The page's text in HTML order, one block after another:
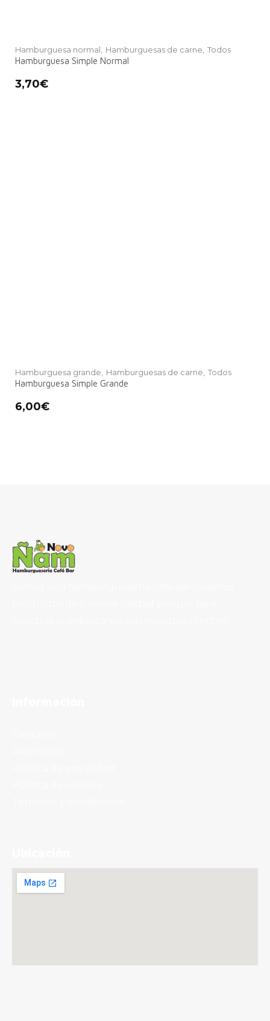
Hamburguesa normal, Hamburguesas de carne, Todos
Hamburguesa Simple Normal
3,70€
Hamburguesa grande, Hamburguesas de carne, Todos
Hamburguesa Simple Grande
6,00€